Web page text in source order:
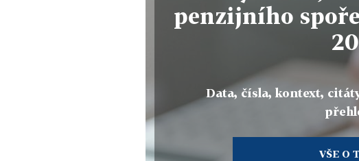
penzijního
Data, čísla, kontext,
VŠE O